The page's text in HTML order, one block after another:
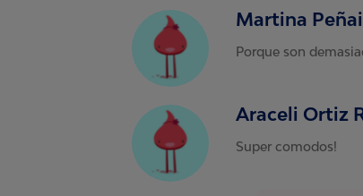
Martina
Porque son
Araceli Ortiz
Super comodos!